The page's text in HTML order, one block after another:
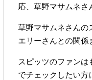
応、草野マサムネさ
草野マサムネさんの
エリーさんとの関係
スピッツのファン
でチェックしたい方